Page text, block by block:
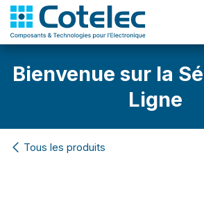
Bienvenue sur la
Ligne
Tous les produits